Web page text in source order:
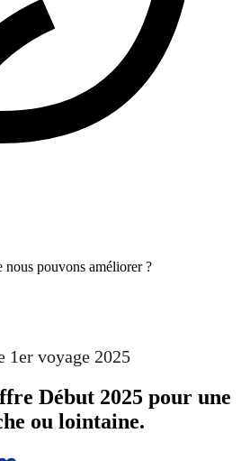
pouvons améliorer ?
1er voyage 2025
Début 2025 pour une
ou lointaine.